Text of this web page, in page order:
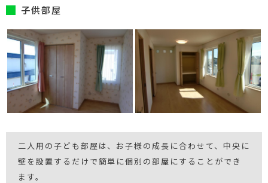
子供部屋
二人用の子ども部屋は、お子様の成長に合わせて、中央に
壁を設置するだけで簡単に個別の部屋にすることができ
ます。